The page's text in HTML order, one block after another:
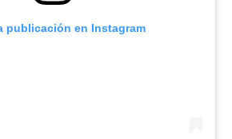
publicación en Instagram